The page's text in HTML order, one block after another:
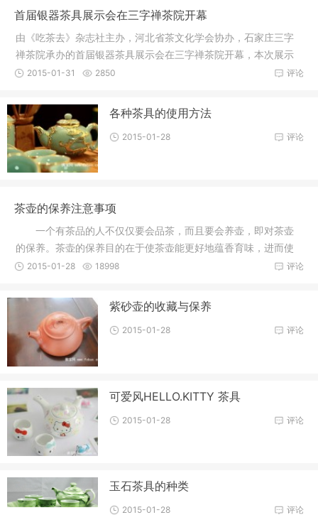
首届银器茶具展示会在三字禅茶院开幕
由《吃茶去》杂志社主办，河北省茶文化学会协办，石家庄三字
禅茶院承办的首届银器茶具展示会在三字禅茶院开幕，本次展示
会将持续
评论
2015-01-31 2850
各种茶具的使用方法
评论
2015-01-28
茶壶的保养注意事项
一个有茶品的人不仅仅要会品茶，而且要会养壶，即对茶壶
的保养。茶壶的保养目的在于使茶壶能更好地蕴香育味，进而使
茶具能焕
评论
2015-01-28 18998
紫砂壶的收藏与保养
评论
2015-01-28
可爱风HELLO.KITTY 茶具
评论
2015-01-28
玉石茶具的种类
评论
2015-01-28